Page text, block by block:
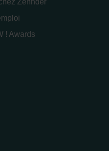
Zehnder
! Awards